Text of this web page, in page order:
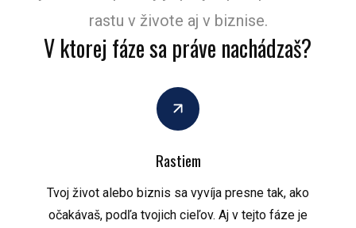
rastu v živote aj v biznise.
V ktorej fáze sa práve nachádzaš?
Rastiem
Tvoj život alebo biznis sa vyvíja presne tak, ako
očakávaš, podľa tvojich cieľov. Aj v tejto fáze je